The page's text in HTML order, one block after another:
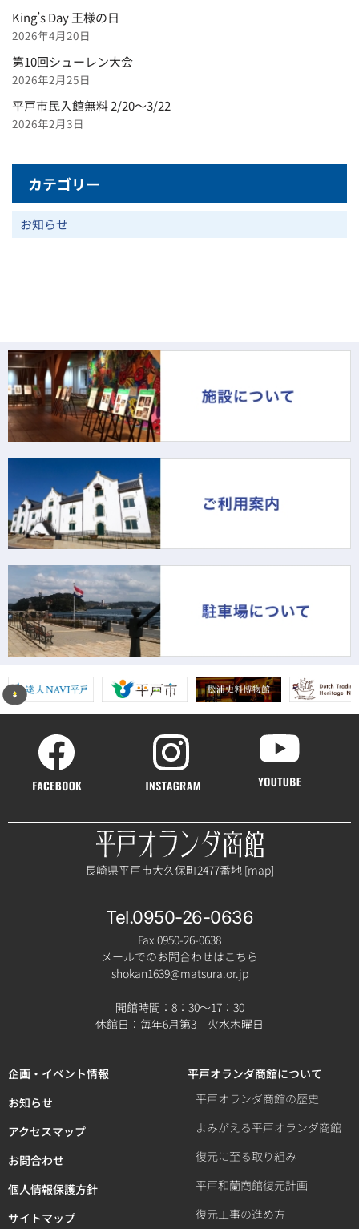
King’s Day 王様の日
2026年4月20日
第10回シューレン大会
2026年2月25日
平戸市民入館無料 2/20～3/22
2026年2月3日
カテゴリー
お知らせ
長崎県平戸市大久保町2477番地 [map]
Tel.0950-26-0636
Fax.0950-26-0638
メールでのお問合わせはこちら
shokan1639@matsura.or.jp
開館時間：8：30～17：30
休館日：毎年6月第3 火水木曜日
企画・イベント情報
お知らせ
アクセスマップ
お問合わせ
個人情報保護方針
サイトマップ
平戸オランダ商館について
平戸オランダ商館の歴史
よみがえる平戸オランダ商館
復元に至る取り組み
平戸和蘭商館復元計画
復元工事の進め方